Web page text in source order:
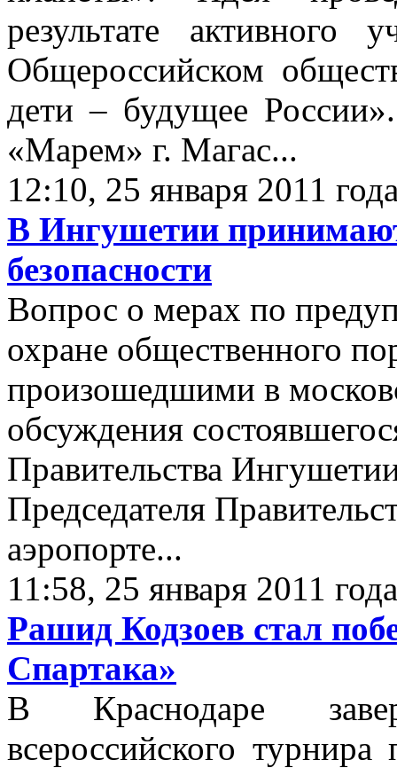
результате
Общероссийском
дети – будущее
«Марем» г. Магас...
12:10, 25 января 2011
В Ингушетии
безопасности
Вопрос о мерах по
охране общественного
произошедшими в
обсуждения
Правительства
Председателя
аэропортe...
11:58, 25 января 2011 года
Рашид Кодзоев стал
Спартака»
В Краснодаре
всероссийского